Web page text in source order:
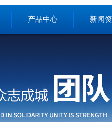
产品中心 新闻